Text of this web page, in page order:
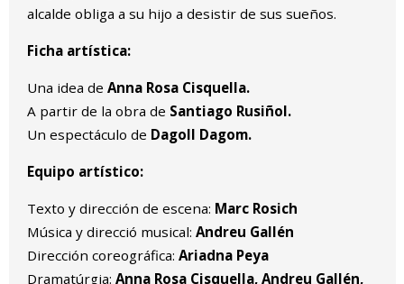
alcalde obliga a su hijo a desistir de sus sueños.
Ficha artística:
Una idea de Anna Rosa Cisquella.
A partir de la obra de Santiago Rusiñol.
Un espectáculo de Dagoll Dagom.
Equipo artístico:
Texto y dirección de escena: Marc Rosich
Música y direcció musical: Andreu Gallén
Dirección coreográfica: Ariadna Peya
Dramatúrgia: Anna Rosa Cisquella, Andreu Gallén,